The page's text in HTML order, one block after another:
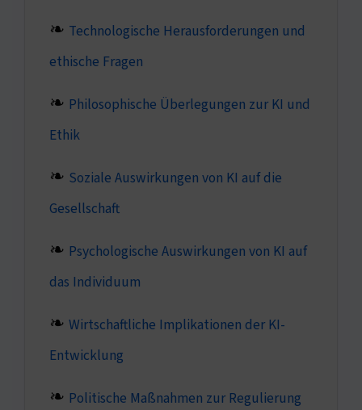
Technologische Herausforderungen und
ethische Fragen
Philosophische Überlegungen zur KI und
Ethik
Soziale Auswirkungen von KI auf die
Gesellschaft
Psychologische Auswirkungen von KI auf
das Individuum
Wirtschaftliche Implikationen der KI-
Entwicklung
Politische Maßnahmen zur Regulierung